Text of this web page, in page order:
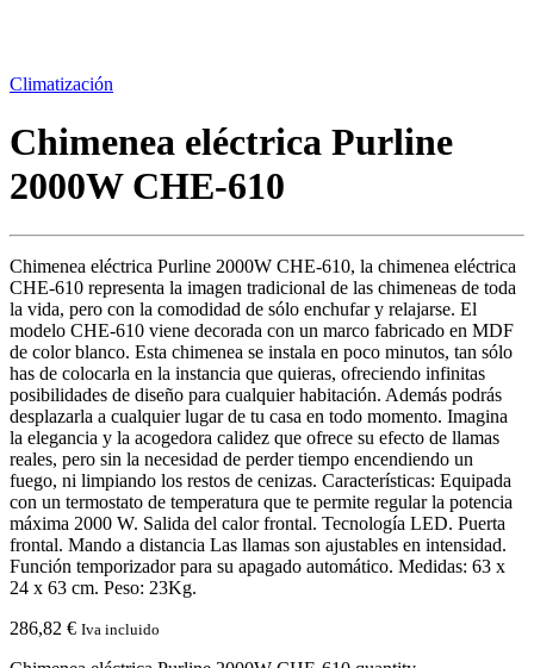
Climatización
Chimenea eléctrica Purline
2000W CHE-610
Chimenea eléctrica Purline 2000W CHE-610, la chimenea eléctrica
CHE-610 representa la imagen tradicional de las chimeneas de toda
la vida, pero con la comodidad de sólo enchufar y relajarse. El
modelo CHE-610 viene decorada con un marco fabricado en MDF
de color blanco. Esta chimenea se instala en poco minutos, tan sólo
has de colocarla en la instancia que quieras, ofreciendo infinitas
posibilidades de diseño para cualquier habitación. Además podrás
desplazarla a cualquier lugar de tu casa en todo momento. Imagina
la elegancia y la acogedora calidez que ofrece su efecto de llamas
reales, pero sin la necesidad de perder tiempo encendiendo un
fuego, ni limpiando los restos de cenizas. Características: Equipada
con un termostato de temperatura que te permite regular la potencia
máxima 2000 W. Salida del calor frontal. Tecnología LED. Puerta
frontal. Mando a distancia Las llamas son ajustables en intensidad.
Función temporizador para su apagado automático. Medidas: 63 x
24 x 63 cm. Peso: 23Kg.
286,82 € Iva incluido